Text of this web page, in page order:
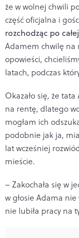
że w wolnej chwili
część oficjalna i
rozchodząc po
Adamem chwilę na
opowieści,
latach, podczas
Okazało się, że tata
na rentę, dlatego
mogłam ich
podobnie jak ja,
lat wcześniej
mieście.
– Zakochała się w
w głosie Adama
nie lubiła pracy na